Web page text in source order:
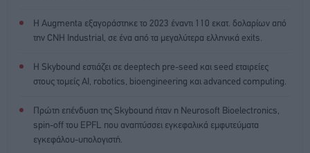
Η Augmenta εξαγοράστηκε το 2023 έναντι 110 εκατ. δολαρίων από
την CNH Industrial, σε ένα από τα μεγαλύτερα ελληνικά exits.
Η Skybound εστιάζει σε deeptech pre-seed και seed εταιρείες
στους τομείς AI, robotics, bioengineering και advanced computing.
Πρώτη επένδυση της Skybound ήταν η Neurosoft Bioelectronics,
spin-off του EPFL που αναπτύσσει εγκεφαλικά εμφυτεύματα
εγκεφάλου-υπολογιστή.